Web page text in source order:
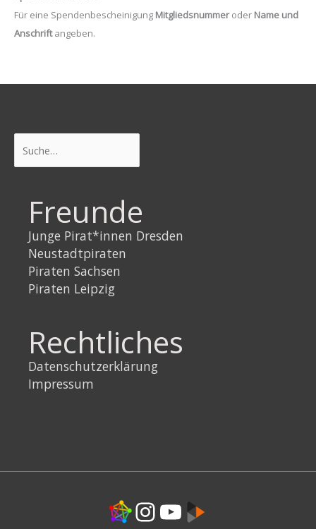
Für eine Spendenbescheinigung Mitgliedsnummeroder Name und
Anschriftangeben.
Freunde
Junge Pirat*innen Dresden
Neustadtpiraten
Piraten Sachsen
Piraten Leipzig
Rechtliches
Datenschutzerklärung
Impressum
LinkInstagram
YouTube
Link